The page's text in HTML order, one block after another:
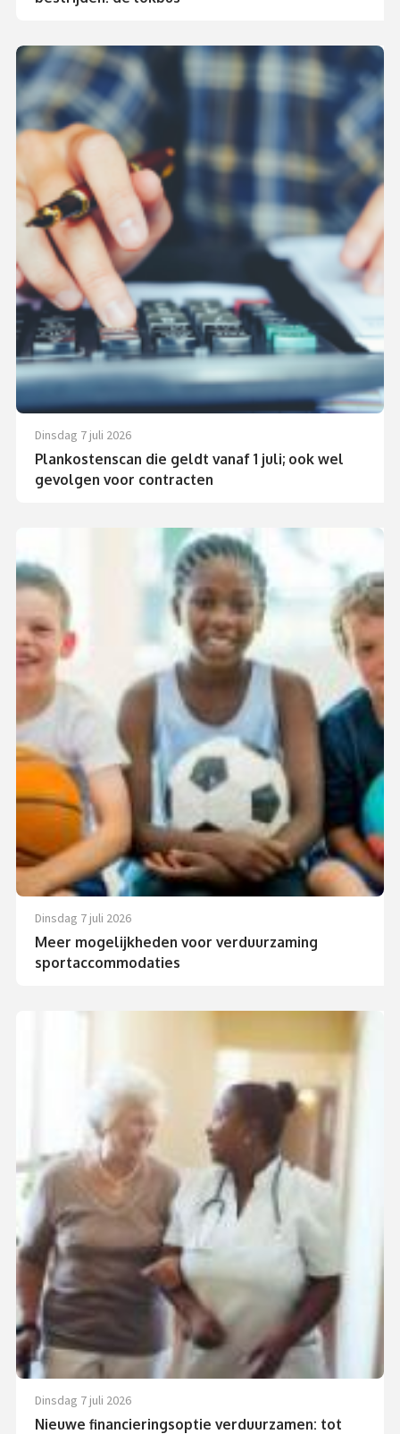
dinsdag 7 juli 2026
Plankostenscan die geldt vanaf 1 juli; ook wel
gevolgen voor contracten
dinsdag 7 juli 2026
Meer mogelijkheden voor verduurzaming
sportaccommodaties
dinsdag 7 juli 2026
Nieuwe financieringsoptie verduurzamen: tot